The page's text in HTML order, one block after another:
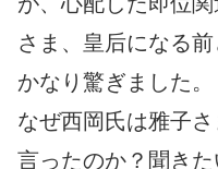
さま、皇后になる
かなり驚ぎました。
なぜ西岡氏は雅子
言ったのか？聞き